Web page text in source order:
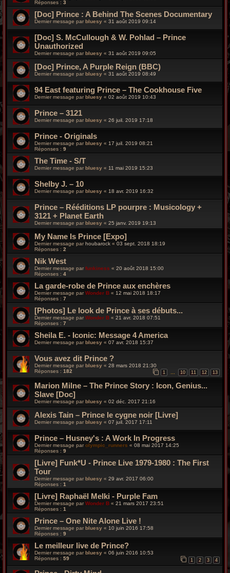
Réponses : 3
[Doc] Prince : A Behind The Scenes Documentary
Dernier message par bluesy « 31 août 2019 09:14
[Doc] S. McCullough & W. Pohlad – Prince
Unauthorized
Dernier message par bluesy « 31 août 2019 09:05
[Doc] Prince, A Purple Reign (BBC)
Dernier message par bluesy « 31 août 2019 08:49
94 East ‎featuring Prince – The Cookhouse Five
Dernier message parbluesy « 02 août 2019 10:43
Prince – 3121
Dernier message par bluesy « 26 juil. 2019 17:18
Prince - Originals
Dernier message parbluesy « 17 juil. 2019 08:21
Réponses : 9
The Time - S/T
Dernier message par bluesy « 11 mai 2019 15:23
Shelby J. – 10
Dernier message parbluesy « 18 avr. 2019 16:32
Prince – Rééditions LP pourpre : Musicology +
3121 + Planet Earth
Dernier message par bluesy « 25 janv. 2019 19:13
My Name Is Prince [Expo]
Dernier message parhoubarock « 03 sept. 2018 18:19
Réponses : 2
Nik West
Dernier message par funkiness « 20 août 2018 15:00
Réponses : 4
La garde-robe de Prince aux enchères
Dernier message parWonder B « 12 mai 2018 18:17
Réponses : 7
[Photos] Le look de Prince à ses débuts...
Dernier message par Wonder B « 21 avr. 2018 07:51
Réponses : 7
Sheila E. - Iconic: Message 4 America
Dernier message parbluesy « 07 avr. 2018 15:37
Vous avez dit Prince ?
Dernier message par bluesy « 28 mars 2018 21:30
Réponses : 182 1 … 10 11 12 13
Marion Milne – The Prince Story : Icon, Genius...
Slave [Doc]
Dernier message par bluesy « 02 déc. 2017 21:16
Alexis Tain – Prince le cygne noir [Livre]
Dernier message par bluesy « 07 juil. 2017 17:11
Prince – Husney's : A Work In Progress
Dernier message parolympic_runners « 08 mai 2017 14:25
Réponses : 9
[Livre] Funk*U - Prince Live 1979-1980 : The First
Tour
Dernier message par bluesy « 29 avr. 2017 06:00
Réponses : 1
[Livre] Raphaël Melki - Purple Fam
Dernier message parWonder B « 21 mars 2017 23:51
Réponses : 1
Prince – One Nite Alone Live !
Dernier message par bluesy « 10 juin 2016 17:58
Réponses : 9
Le meilleur live de Prince?
Dernier message parbluesy « 06 juin 2016 10:53
Réponses : 59 1 2 3 4